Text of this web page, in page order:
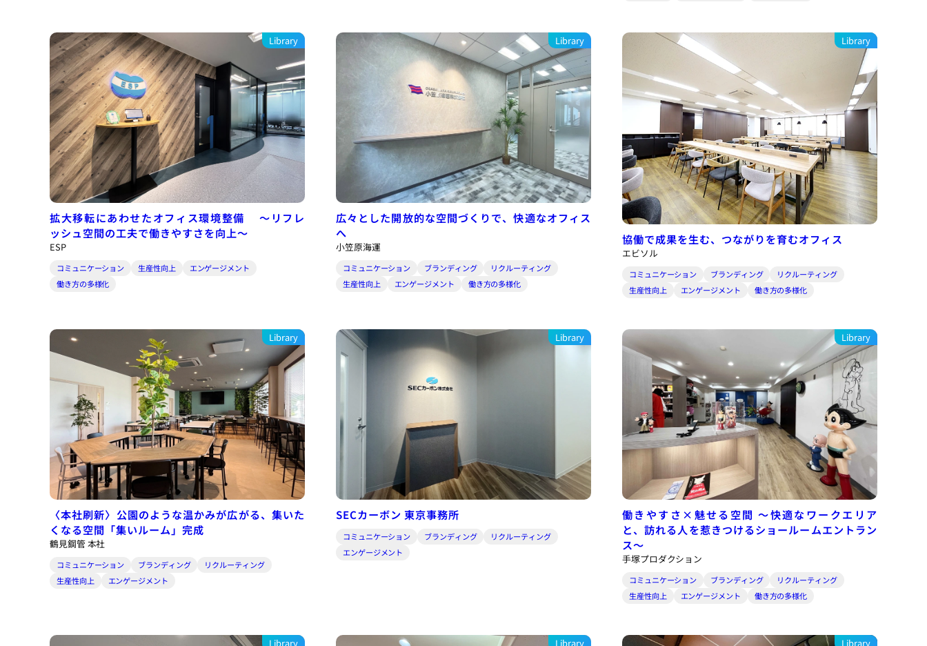
Library
拡大移転にあわせたオフィス環境整備
～リフレ
ッシュ空間の工夫で働きやすさを向上～
ESP
コミュニケーション 生産性向上
エンゲージメント
働き方の多様化
Library
広々とした開放的な空間づくりで、快適なオフィス
へ
小笠原海運
コミュニケーション ブランディング
リクルーティング
生産性向上
エンゲージメント 働き方の多様化
Library
協働で成果を生む、つながりを育むオフィス
エビソル
コミュニケーション ブランディング
リクルーティング
生産性向上
エンゲージメント 働き方の多様化
Library
〈本社刷新〉公園のような温かみが広がる、集いた
くなる空間「集いルーム」完成
鶴見鋼管 本社
コミュニケーション ブランディング
リクルーティング
生産性向上
エンゲージメント
Library
SECカーボン 東京事務所
コミュニケーション ブランディング
リクルーティング
エンゲージメント
Library
働きやすさ×魅せる空間 ～快適なワークエリア
と、訪れる人を惹きつけるショールームエントラン
ス～
手塚プロダクション
コミュニケーション ブランディング
リクルーティング
生産性向上
エンゲージメント 働き方の多様化
Library Library Library